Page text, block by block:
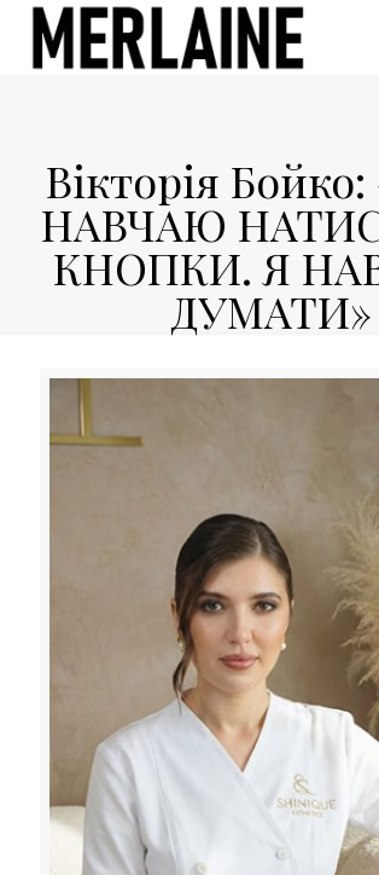
Вікторія
НАВЧАЮ
КНОПКИ. Я
ДУМАТИ»